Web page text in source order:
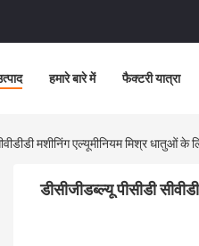
हमारे बारे में फैक्टरी यात्रा
मशीनिंग एल्यूमीनियम मिश्र
डीसीजीडब्ल्यू पीसीडी